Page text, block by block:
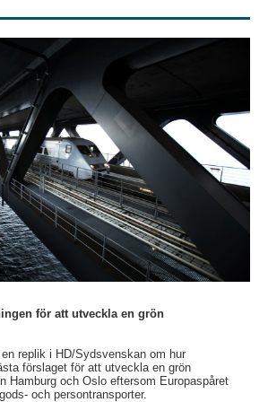
för att utveckla en grön
replik i HD/Sydsvenskan om hur
förslaget för att utveckla en grön
Hamburg och Oslo eftersom Europaspåret
och persontransporter.